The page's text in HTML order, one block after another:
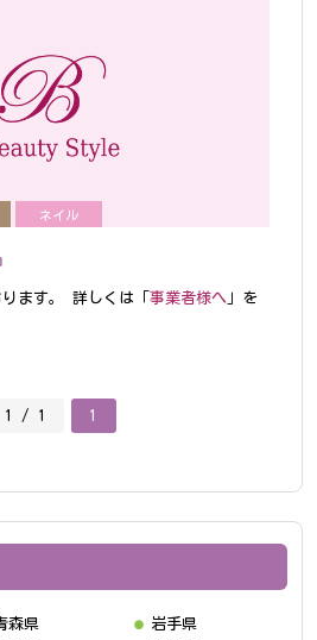
ネイル
ます。 詳しくは「事業者様へ 」を
1 / 1 1
森県
岩手県